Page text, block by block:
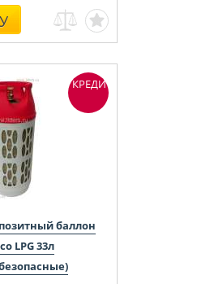
баллон
LPG 33л
КРЕДИТ